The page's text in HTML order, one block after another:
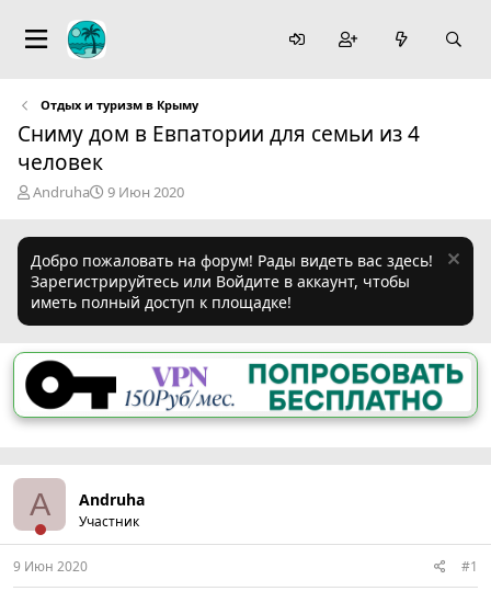
Отдых и туризм в Крыму
Сниму дом в Евпатории для семьи из 4
человек
А
р
т
е
м
ы
Andruha
Д
н
а
ч
а
л
9 Июн 2020
Добро пожаловать на форум! Рады видеть вас здесь!
Зарегистрируйтесь или Войдите в аккаунт, чтобы
иметь полный доступ к площадке!
A Andruha
Участник
9 Июн 2020 #1